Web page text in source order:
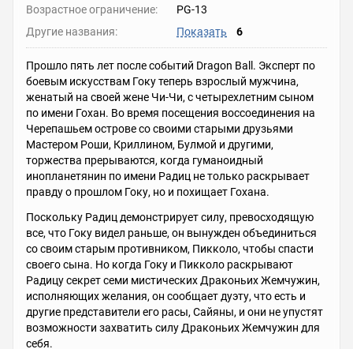
Возрастное ограничение:
PG-13
Другие названия:
Показать 6
Прошло пять лет после событий Dragon Ball. Эксперт по
боевым искусствам Гоку теперь взрослый мужчина,
женатый на своей жене Чи-Чи, с четырехлетним сыном
по имени Гохан. Во время посещения воссоединения на
Черепашьем острове со своими старыми друзьями
Мастером Роши, Криллином, Булмой и другими,
торжества прерываются, когда гуманоидный
инопланетянин по имени Радиц не только раскрывает
правду о прошлом Гоку, но и похищает Гохана.
Поскольку Радиц демонстрирует силу, превосходящую
все, что Гоку видел раньше, он вынужден объединиться
со своим старым противником, Пикколо, чтобы спасти
своего сына. Но когда Гоку и Пикколо раскрывают
Радицу секрет семи мистических Драконьих Жемчужин,
исполняющих желания, он сообщает дуэту, что есть и
другие представители его расы, Сайяны, и они не упустят
возможности захватить силу Драконьих Жемчужин для
себя.